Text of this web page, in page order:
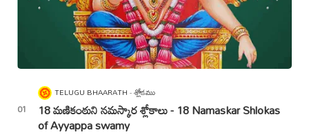
TELUGU BHAARATH శ్లోకము
18 మణికంఠుని నమస్కార శ్లోకాలు - 18 Namaskar Shlokas
of Ayyappa swamy